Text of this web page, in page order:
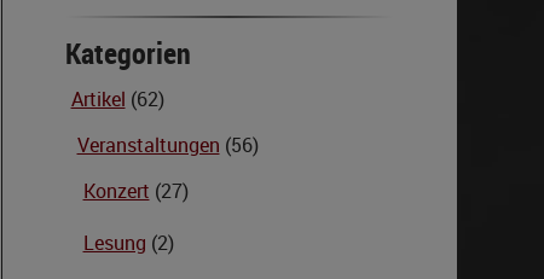
Kategorien
Artikel (62)
Veranstaltungen (56)
Konzert (27)
Lesung (2)